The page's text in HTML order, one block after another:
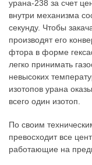
урана-238 за счет
внутри механизма
секунду. Чтобы
производят его
фтора в форме
легко принимать
невысоких
изотопов урана
всего один изотоп.
По своим
превосходит все
работающие на